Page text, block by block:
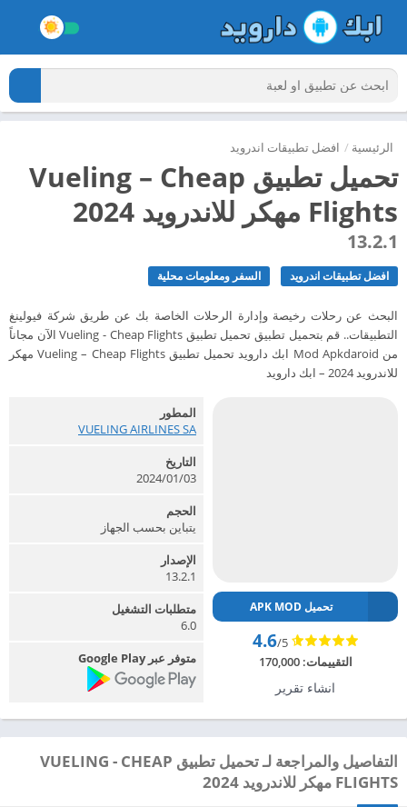
الرئيسية / افضل تطبيقات اندرويد
تحميل تطبيق Vueling – Cheap
Flights مهكر للاندرويد 2024
13.2.1
افضل تطبيقات اندرويد السفر ومعلومات محلية
البحث عن رحلات رخيصة وإدارة الرحلات الخاصة بك عن طريق شركة فيولينغ
التطبيقات.. قم بتحميل تطبيق تحميل تطبيق Vueling - Cheap Flights الآن مجاناً
من Mod Apkdaroid ابك دارويد تحميل تطبيق Vueling – Cheap Flights مهكر
للاندرويد 2024 – ابك دارويد
تحميل APK MOD
4.6/5
التقييمات:170,000
انشاء تقرير
المطور
VUELING AIRLINES SA‏
التاريخ
2024/01/03
الحجم
يتباين بحسب الجهاز
الإصدار
13.2.1
متطلبات التشغيل
6.0
متوفر عبر Google Play
التفاصيل والمراجعة لـ تحميل تطبيق VUELING - CHEAP
FLIGHTS مهكر للاندرويد 2024